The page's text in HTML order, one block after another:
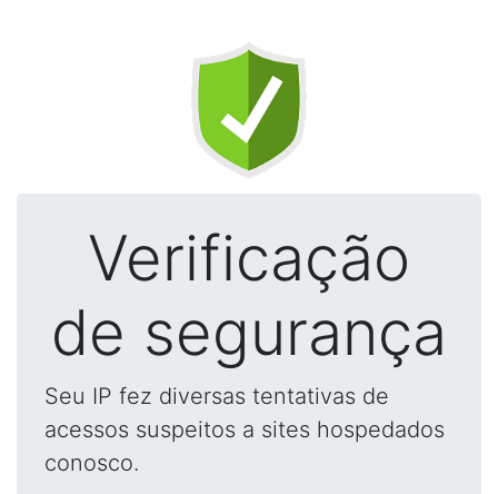
Verificação
de segurança
Seu IP fez diversas tentativas de
acessos suspeitos a sites hospedados
conosco.